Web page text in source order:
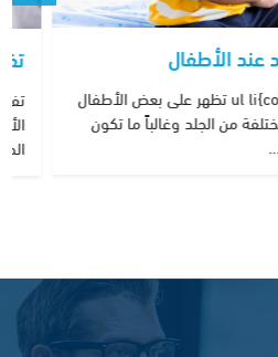
عند الأطفال
ul li{color:#333!important;} تظهر على بعض الأطفال
من الجلد وغالباً ما تكون